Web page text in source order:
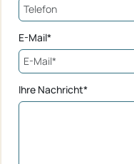
E-Mail*
Ihre Nachricht*